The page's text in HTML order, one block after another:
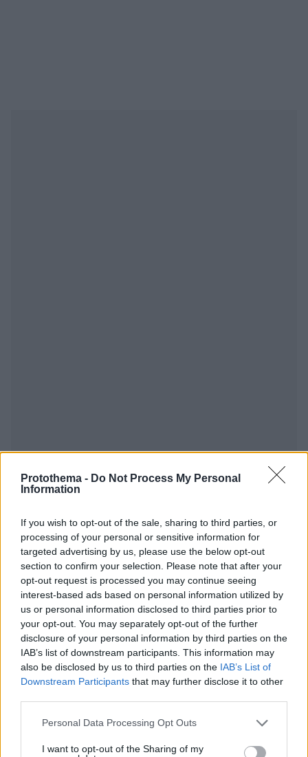
Protothema - Do Not Process My Personal
Information
If you wish to opt-out of the sale, sharing to third parties, or
processing of your personal or sensitive information for
targeted advertising by us, please use the below opt-out
section to confirm your selection. Please note that after your
opt-out request is processed you may continue seeing
interest-based ads based on personal information utilized by
us or personal information disclosed to third parties prior to
your opt-out. You may separately opt-out of the further
disclosure of your personal information by third parties on the
IAB’s list of downstream participants. This information may
also be disclosed by us to third parties on the IAB’s List of
Downstream Participants that may further disclose it to other
Please note that this website/app uses one or more Google
not limited to your visit or usage behaviour. You may click to
Personal Data Processing Opt Outs
I want to opt-out of the Sharing of my